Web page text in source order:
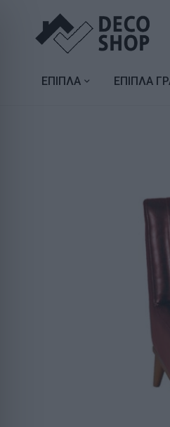
ΕΠΙΠΛΑ ΕΠΙΠΛΑ